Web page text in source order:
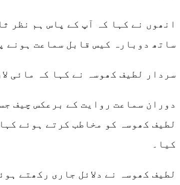
انھوں نے کہا کہ آپ کے پاس ہم نظر
ساتھ دوبارہ کیس قابل سماعت ہونے
سردار لطیف کھوسہ نے کہا کہ مائی
دوران سماعت روایت کے برعکس چیف
لطیف کھوسہ کو مخاطب کرتے ہوئے
کیا۔
لطیف کھوسہ نے دلائل جاری رکھتے